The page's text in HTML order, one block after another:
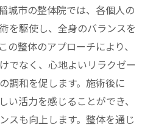
城市の整体院では、各個人の
を駆使し、全身のバランスを
の整体のアプローチにより、
でなく、心地よいリラクゼー
調和を促します。施術後に
い活力を感じることができ、
スも向上します。整体を通じ